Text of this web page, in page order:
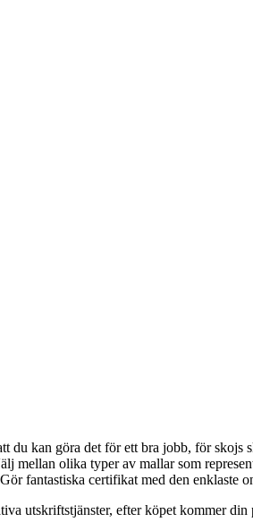
kan göra det för ett bra jobb, för skojs
olika typer av mallar som
fantastiska certifikat med den enklaste
utskriftstjänster, efter köpet kommer